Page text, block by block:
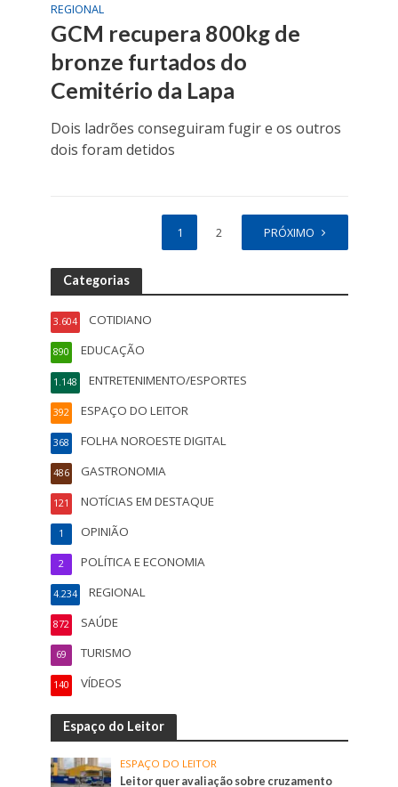
REGIONAL
GCM recupera 800kg de
bronze furtados do
Cemitério da Lapa
Dois ladrões conseguiram fugir e os outros
dois foram detidos
1 2 PRÓXIMO
Categorias
COTIDIANO
3.604
EDUCAÇÃO
890
ENTRETENIMENTO/ESPORTES
1.148
ESPAÇO DO LEITOR
392
FOLHA NOROESTE DIGITAL
368
GASTRONOMIA
486
NOTÍCIAS EM DESTAQUE
121
OPINIÃO
1
POLÍTICA E ECONOMIA
2
REGIONAL
4.234
SAÚDE
872
TURISMO
69
VÍDEOS
140
Espaço do Leitor
ESPAÇO DO LEITOR
Leitor quer avaliação sobre cruzamento